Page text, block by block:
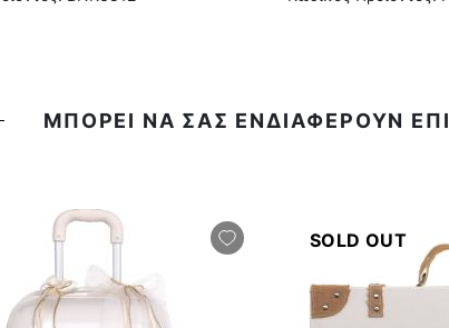
ΜΠΟΡΕΙ ΝΑ ΣΑΣ ΕΝΔΙΑΦΕΡΟΥΝ
SOLD OUT